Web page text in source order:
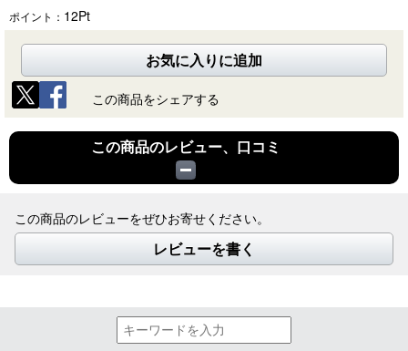
ポイント： 12Pt
お気に入りに追加
この商品をシェアする
この商品のレビュー、口コミ
この商品のレビューをぜひお寄せください。
レビューを書く